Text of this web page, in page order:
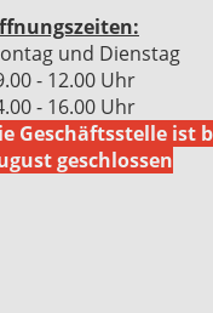
und Dienstag
- 12.00 Uhr
- 16.00 Uhr
Geschäftsstelle ist
geschlossen